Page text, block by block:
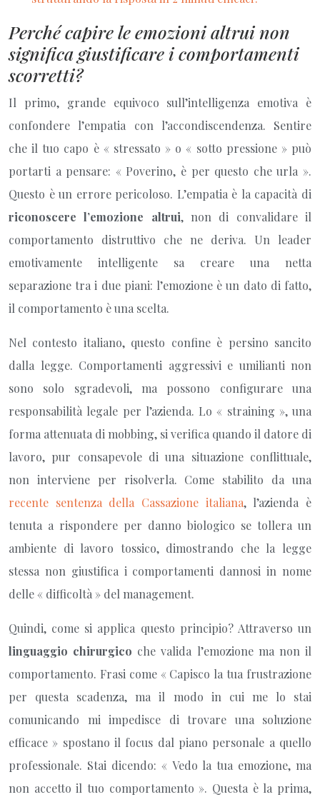
Perché capire le emozioni altrui non
significa giustificare i comportamenti
scorretti?
Il primo, grande equivoco sull’intelligenza emotiva è
confondere l’empatia con l’accondiscendenza. Sentire
che il tuo capo è « stressato » o « sotto pressione » può
portarti a pensare: « Poverino, è per questo che urla ».
Questo è un errore pericoloso. L’empatia è la capacità di
riconoscere l’emozione altrui, non di convalidare il
comportamento distruttivo che ne deriva. Un leader
emotivamente intelligente sa creare una netta
separazione tra i due piani: l’emozione è un dato di fatto,
il comportamento è una scelta.
Nel contesto italiano, questo confine è persino sancito
dalla legge. Comportamenti aggressivi e umilianti non
sono solo sgradevoli, ma possono configurare una
responsabilità legale per l’azienda. Lo « straining », una
forma attenuata di mobbing, si verifica quando il datore di
lavoro, pur consapevole di una situazione conflittuale,
non interviene per risolverla. Come stabilito da una
recente sentenza della Cassazione italiana, l’azienda è
tenuta a rispondere per danno biologico se tollera un
ambiente di lavoro tossico, dimostrando che la legge
stessa non giustifica i comportamenti dannosi in nome
delle « difficoltà » del management.
Quindi, come si applica questo principio? Attraverso un
linguaggio chirurgico che valida l’emozione ma non il
comportamento. Frasi come « Capisco la tua frustrazione
per questa scadenza, ma il modo in cui me lo stai
comunicando mi impedisce di trovare una soluzione
efficace » spostano il focus dal piano personale a quello
professionale. Stai dicendo: « Vedo la tua emozione, ma
non accetto il tuo comportamento ». Questa è la prima,